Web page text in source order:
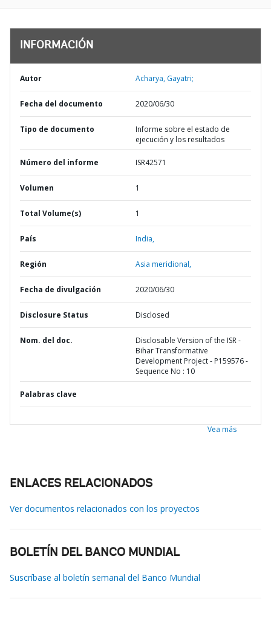
INFORMACIÓN
Autor Acharya, Gayatri;
Fecha del documento 2020/06/30
Tipo de documento
Informe sobre el estado de
ejecución y los resultados
Número del informe ISR42571
Volumen 1
Total Volume(s) 1
País India,
Región Asia meridional,
Fecha de divulgación 2020/06/30
Disclosure Status Disclosed
Nom. del doc.
Disclosable Version of the ISR -
Bihar Transformative
Development Project - P159576 -
Sequence No : 10
Palabras clave
Vea más
ENLACES RELACIONADOS
Ver documentos relacionados con los proyectos
BOLETÍN DEL BANCO MUNDIAL
Suscríbase al boletín semanal del Banco Mundial